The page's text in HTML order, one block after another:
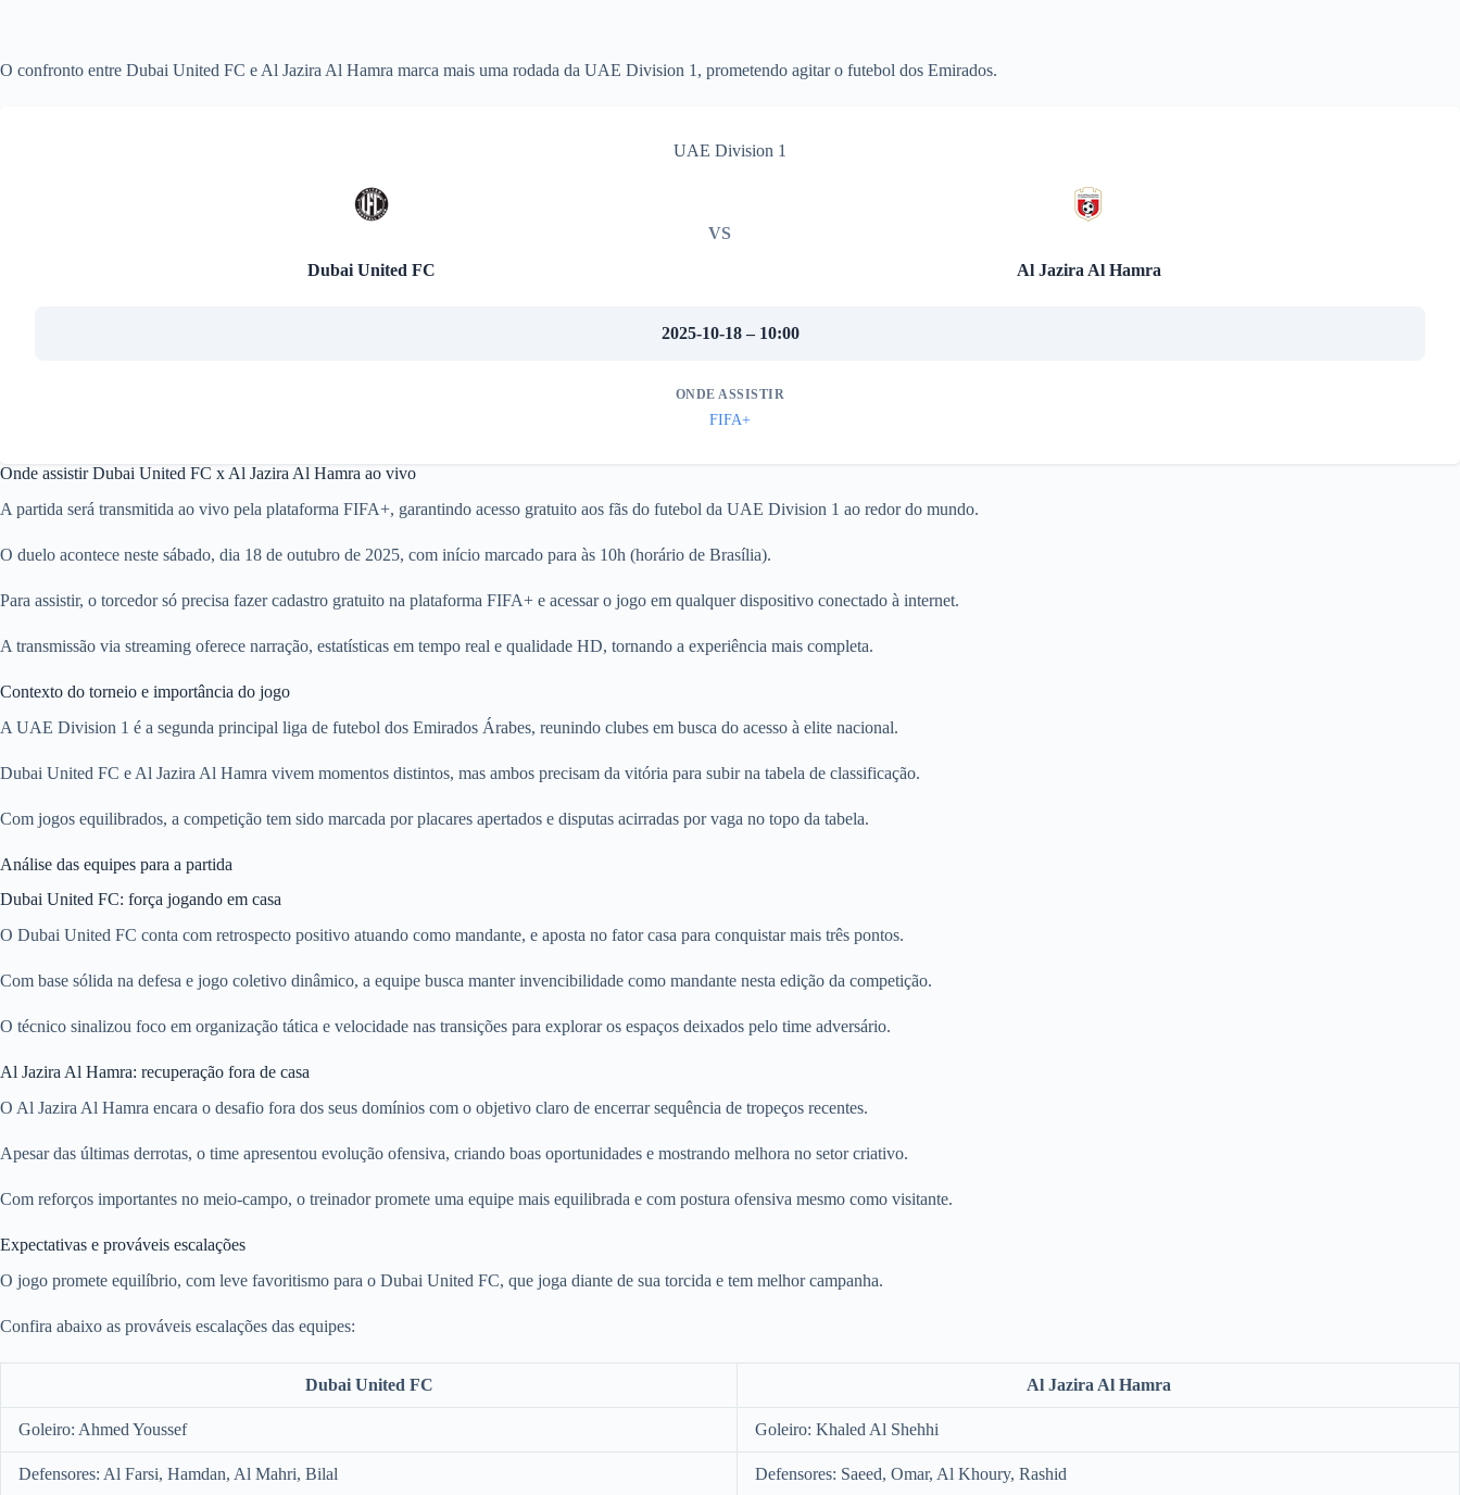
O confronto entre Dubai United FC e Al Jazira Al Hamra marca mais uma rodada da UAE Division 1, prometendo agitar o futebol dos Emirados.
UAE Division 1
Dubai United FC
VS
Al Jazira Al Hamra
2025-10-18 – 10:00
ONDE ASSISTIR
FIFA+
Onde assistir Dubai United FC x Al Jazira Al Hamra ao vivo
A partida será transmitida ao vivo pela plataforma FIFA+, garantindo acesso gratuito aos fãs do futebol da UAE Division 1 ao redor do mundo.
O duelo acontece neste sábado, dia 18 de outubro de 2025, com início marcado para às 10h (horário de Brasília).
Para assistir, o torcedor só precisa fazer cadastro gratuito na plataforma FIFA+ e acessar o jogo em qualquer dispositivo conectado à internet.
A transmissão via streaming oferece narração, estatísticas em tempo real e qualidade HD, tornando a experiência mais completa.
Contexto do torneio e importância do jogo
A UAE Division 1 é a segunda principal liga de futebol dos Emirados Árabes, reunindo clubes em busca do acesso à elite nacional.
Dubai United FC e Al Jazira Al Hamra vivem momentos distintos, mas ambos precisam da vitória para subir na tabela de classificação.
Com jogos equilibrados, a competição tem sido marcada por placares apertados e disputas acirradas por vaga no topo da tabela.
Análise das equipes para a partida
Dubai United FC: força jogando em casa
O Dubai United FC conta com retrospecto positivo atuando como mandante, e aposta no fator casa para conquistar mais três pontos.
Com base sólida na defesa e jogo coletivo dinâmico, a equipe busca manter invencibilidade como mandante nesta edição da competição.
O técnico sinalizou foco em organização tática e velocidade nas transições para explorar os espaços deixados pelo time adversário.
Al Jazira Al Hamra: recuperação fora de casa
O Al Jazira Al Hamra encara o desafio fora dos seus domínios com o objetivo claro de encerrar sequência de tropeços recentes.
Apesar das últimas derrotas, o time apresentou evolução ofensiva, criando boas oportunidades e mostrando melhora no setor criativo.
Com reforços importantes no meio-campo, o treinador promete uma equipe mais equilibrada e com postura ofensiva mesmo como visitante.
Expectativas e prováveis escalações
O jogo promete equilíbrio, com leve favoritismo para o Dubai United FC, que joga diante de sua torcida e tem melhor campanha.
Confira abaixo as prováveis escalações das equipes:
Dubai United FC Al Jazira Al Hamra
Goleiro: Ahmed Youssef Goleiro: Khaled Al Shehhi
Defensores: Al Farsi, Hamdan, Al Mahri, Bilal Defensores: Saeed, Omar, Al Khoury, Rashid